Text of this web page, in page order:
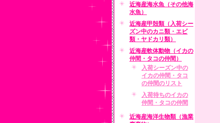
近海産海水魚（その他海
水魚）
近海産甲殻類（入荷シー
ズン中のカニ類・エビ
類・ヤドカリ類）
近海産軟体動物（イカの
仲間・タコの仲間）
入荷シーズン中の
イカの仲間・タコ
の仲間のリスト
入荷待ちのイカの
仲間・タコの仲間
近海産海洋生物類（漁業